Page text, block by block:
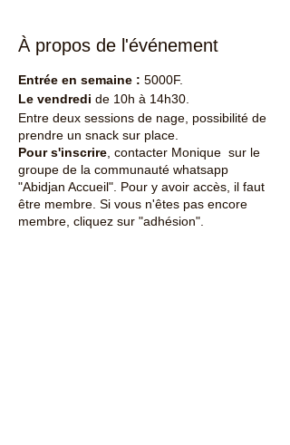
À propos de l'événement
Entrée en semaine : 5000F.
Le vendredi de 10h à 14h30.
Entre deux sessions de nage, possibilité de
prendre un snack sur place.
Pour s'inscrire , contacter Monique sur le
groupe de la communauté whatsapp
"Abidjan Accueil". Pour y avoir accès, il faut
être membre. Si vous n'êtes pas encore
membre, cliquez sur "adhésion".